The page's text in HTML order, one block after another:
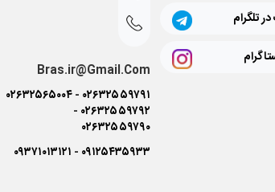
تلگرام
Bras.ir@Gmail.Com
۰۲۶۳۲۵۵۹۷۹۱ -۰۲۶۳۲۵۶۵۰۰۴
۰۲۶۳۲۵۵۹۷۹۲ -
۰۲۶۳۲۵۵۹۷۹۰
۰۹۱۲۵۴۳۵۹۳۳ - ۰۹۳۷۱۰۱۳۱۲۱